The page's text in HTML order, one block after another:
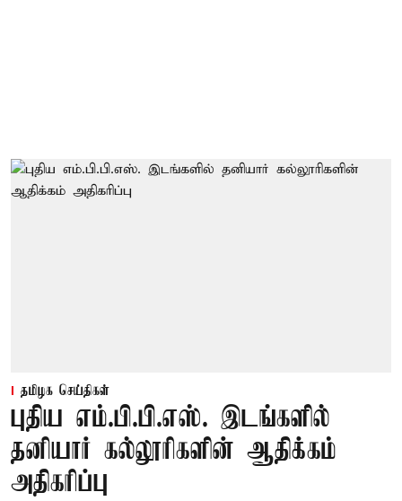
தமிழக செய்திகள்
புதிய எம்.பி.பி.எஸ். இடங்களில்
தனியார் கல்லூரிகளின் ஆதிக்கம்
அதிகரிப்பு